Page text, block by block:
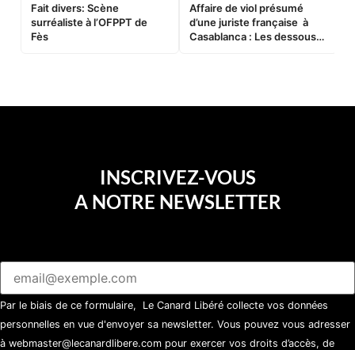
Fait divers: Scène
surréaliste à l’OFPPT de
Fès
Affaire de viol présumé
d’une juriste française à
Casablanca : Les dessous
INSCRIVEZ-VOUS
A NOTRE NEWSLETTER
Par le biais de ce formulaire, Le Canard Libéré collecte vos données
personnelles en vue d'envoyer sa newsletter. Vous pouvez vous adresser
à webmaster@lecanardlibere.com pour exercer vos droits d’accès, de